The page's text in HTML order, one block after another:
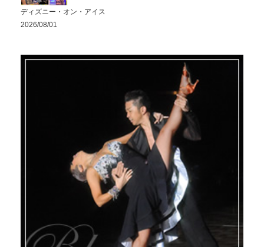
ディズニー・オン・アイス
2026/08/01